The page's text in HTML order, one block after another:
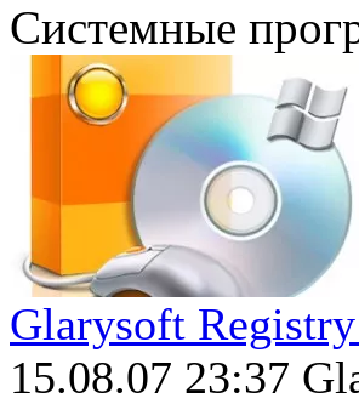
Системные
Glarysoft
15.08.07 23:37